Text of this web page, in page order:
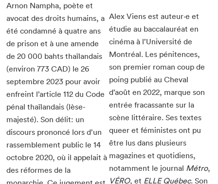
Arnon Nampha, poète et
avocat des droits humains, a
été condamné à quatre ans
de prison et à une amende
de 20 000 bahts thaïlandais
(environ 773 CAD) le 26
septembre 2023 pour avoir
enfreint l’article 112 du Code
pénal thaïlandais (lèse-
majesté). Son délit: un
discours prononcé lors d’un
rassemblement public le 14
octobre 2020, où il appelait à
des réformes de la
Alex Viens est auteur·e et
étudie au baccalauréat en
cinéma à l’Université de
Montréal. Les pénitences,
son premier roman coup de
poing publié au Cheval
d’août en 2022, marque son
entrée fracassante sur la
scène littéraire. Ses textes
queer et féministes ont pu
être lus dans plusieurs
magazines et quotidiens,
notamment le journal Métro,
VÉRO, et ELLE Québec. Son